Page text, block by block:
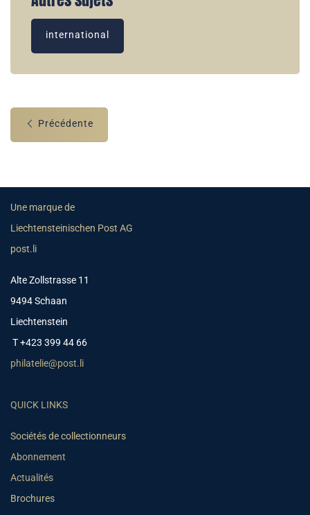
international
Précédente
Une marque de
Liechtensteinischen Post AG
post.li
Alte Zollstrasse 11
9494 Schaan
Liechtenstein
T +423 399 44 66
philatelie@post.li
QUICK LINKS
Sociétés de collectionneurs
Abonnement
Actualités
Brochures